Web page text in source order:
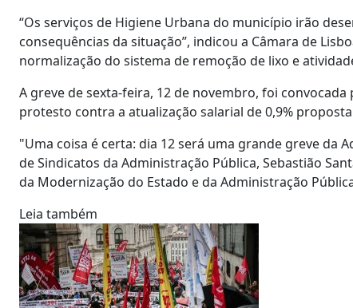
“Os serviços de Higiene Urbana do município irão
consequências da situação”, indicou a Câmara de
normalização do sistema de remoção de lixo e
A greve de sexta-feira, 12 de novembro, foi
protesto contra a atualização salarial de 0,9%
"Uma coisa é certa: dia 12 será uma grande greve da
de Sindicatos da Administração Pública, Sebastião
da Modernização do Estado e da Administração
Leia também